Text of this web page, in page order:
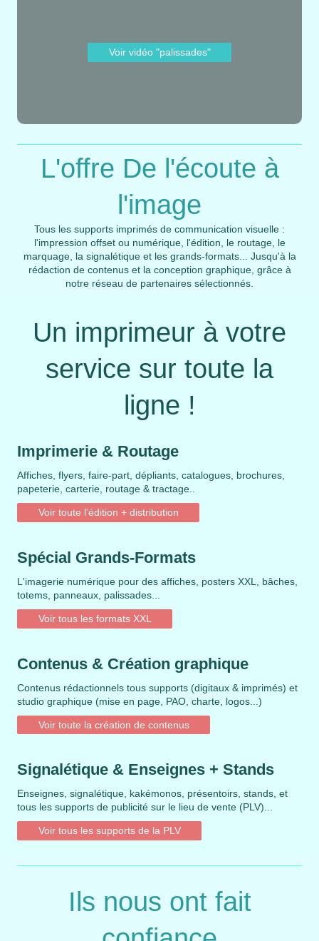
Voir vidéo "palissades"
L'offre De l'écoute à
l'image
Tous les supports imprimés de communication visuelle :
l'impression offset ou numérique, l'édition, le routage, le
marquage, la signalétique et les grands-formats... Jusqu'à la
rédaction de contenus et la conception graphique, grâce à
notre réseau de partenaires sélectionnés.
Un imprimeur à votre
service sur toute la
ligne !
Imprimerie & Routage
Affiches, flyers, faire-part, dépliants, catalogues, brochures,
papeterie, carterie, routage & tractage..
Voir toute l'édition + distribution
Spécial Grands-Formats
L'imagerie numérique pour des affiches, posters XXL, bâches,
totems, panneaux, palissades...
Voir tous les formats XXL
Contenus & Création graphique
Contenus rédactionnels tous supports (digitaux & imprimés) et
studio graphique (mise en page, PAO, charte, logos...)
Voir toute la création de contenus
Signalétique & Enseignes + Stands
Enseignes, signalétique, kakémonos, présentoirs, stands, et
tous les supports de publicité sur le lieu de vente (PLV)...
Voir tous les supports de la PLV
Ils nous ont fait